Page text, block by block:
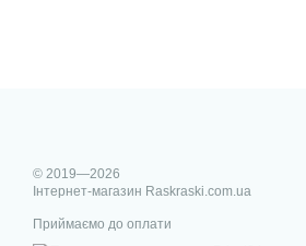
© 2019—2026
Інтернет-магазин Raskraski.com.ua
Приймаємо до оплати